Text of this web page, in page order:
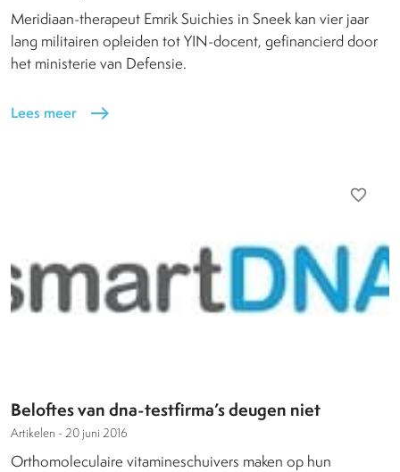
Meridiaan-therapeut Emrik Suichies in Sneek kan vier jaar
lang militairen opleiden tot YIN-docent, gefinancierd door
het ministerie van Defensie.
Lees meer east
favorite_border
Beloftes van dna-testfirma’s deugen niet
Artikelen - 20 juni 2016
Orthomoleculaire vitamineschuivers maken op hun